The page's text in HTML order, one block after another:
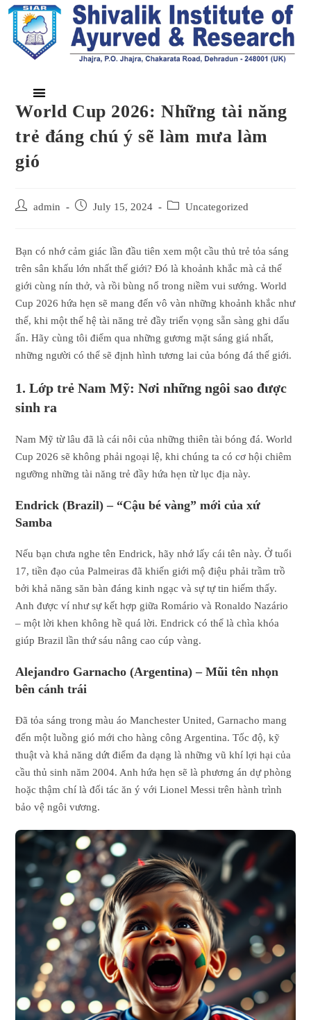
World Cup 2026: Những tài năng
trẻ đáng chú ý sẽ làm mưa làm
gió
admin July 15, 2024 Uncategorized
Bạn có nhớ cảm giác lần đầu tiên xem một cầu thủ trẻ tỏa sáng
trên sân khấu lớn nhất thế giới? Đó là khoảnh khắc mà cả thế
giới cùng nín thở, và rồi bùng nổ trong niềm vui sướng. World
Cup 2026 hứa hẹn sẽ mang đến vô vàn những khoảnh khắc như
thế, khi một thế hệ tài năng trẻ đầy triển vọng sẵn sàng ghi dấu
ấn. Hãy cùng tôi điểm qua những gương mặt sáng giá nhất,
những người có thể sẽ định hình tương lai của bóng đá thế giới.
1. Lớp trẻ Nam Mỹ: Nơi những ngôi sao được
sinh ra
Nam Mỹ từ lâu đã là cái nôi của những thiên tài bóng đá. World
Cup 2026 sẽ không phải ngoại lệ, khi chúng ta có cơ hội chiêm
ngưỡng những tài năng trẻ đầy hứa hẹn từ lục địa này.
Endrick (Brazil) – “Cậu bé vàng” mới của xứ
Samba
Nếu bạn chưa nghe tên Endrick, hãy nhớ lấy cái tên này. Ở tuổi
17, tiền đạo của Palmeiras đã khiến giới mộ điệu phải trầm trồ
bởi khả năng săn bàn đáng kinh ngạc và sự tự tin hiếm thấy.
Anh được ví như sự kết hợp giữa Romário và Ronaldo Nazário
– một lời khen không hề quá lời. Endrick có thể là chìa khóa
giúp Brazil lần thứ sáu nâng cao cúp vàng.
Alejandro Garnacho (Argentina) – Mũi tên nhọn
bên cánh trái
Đã tỏa sáng trong màu áo Manchester United, Garnacho mang
đến một luồng gió mới cho hàng công Argentina. Tốc độ, kỹ
thuật và khả năng dứt điểm đa dạng là những vũ khí lợi hại của
cầu thủ sinh năm 2004. Anh hứa hẹn sẽ là phương án dự phòng
hoặc thậm chí là đối tác ăn ý với Lionel Messi trên hành trình
bảo vệ ngôi vương.